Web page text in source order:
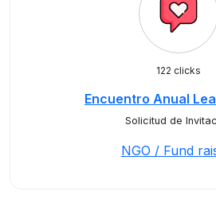
122 clicks
Encuentro Anual
Solicitud de
NGO / Fund